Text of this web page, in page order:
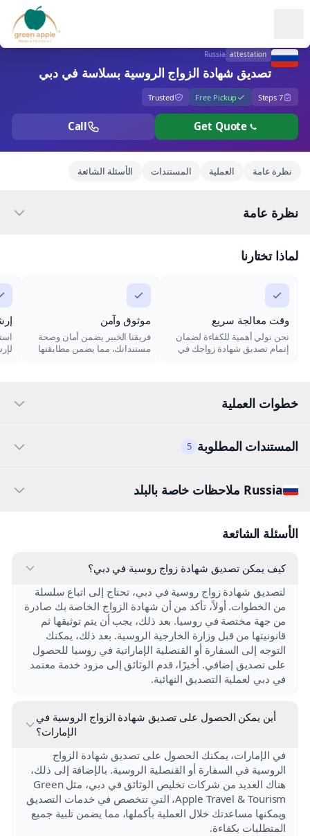
attestation
Russia
تصديق شهادة الزواج الروسية بسلاسة في دبي
7 Steps
Free Pickup
Trusted
Get Quote
Call
نظرة عامة العملية المستندات الأسئلة الشائعة
نظرة عامة
لماذا تختارنا
وقت معالجة سريع
نحن نولي أهمية للكفاءة لضمان
إتمام تصديق شهادة زواجك في
موثوق وآمن
فريقنا الخبير يضمن أمان وصحة
مستنداتك، مما يضمن مطابقتها
خطوات العملية
المستندات المطلوبة 5
Russia ملاحظات خاصة بالبلد
الأسئلة الشائعة
كيف يمكن تصديق شهادة زواج روسية في دبي؟
لتصديق شهادة زواج روسية في دبي، تحتاج إلى اتباع سلسلة
من الخطوات. أولاً، تأكد من أن شهادة الزواج الخاصة بك صادرة
من جهة مختصة في روسيا. بعد ذلك، يجب أن يتم توثيقها ثم
قانونيتها من قبل وزارة الخارجية الروسية. بعد ذلك، يمكنك
التوجه إلى السفارة أو القنصلية الإماراتية في روسيا للحصول
على تصديق إضافي. أخيرًا، قدم الوثائق إلى مزود خدمة معتمد
في دبي لعملية التصديق النهائية.
أين يمكن الحصول على تصديق شهادة الزواج الروسية في
الإمارات؟
في الإمارات، يمكنك الحصول على تصديق شهادة الزواج
الروسية في السفارة أو القنصلية الروسية. بالإضافة إلى ذلك،
هناك العديد من شركات تخليص الوثائق في دبي، مثل Green
Apple Travel & Tourism، التي تتخصص في خدمات التصديق
ويمكنها مساعدتك خلال العملية بأكملها، مما يضمن تلبية جميع
المتطلبات بكفاءة.